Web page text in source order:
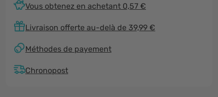
Vous obtenez en achetant 0,57 €
Livraison offerte au-delà de 39,99 €
Méthodes de payement
Chronopost